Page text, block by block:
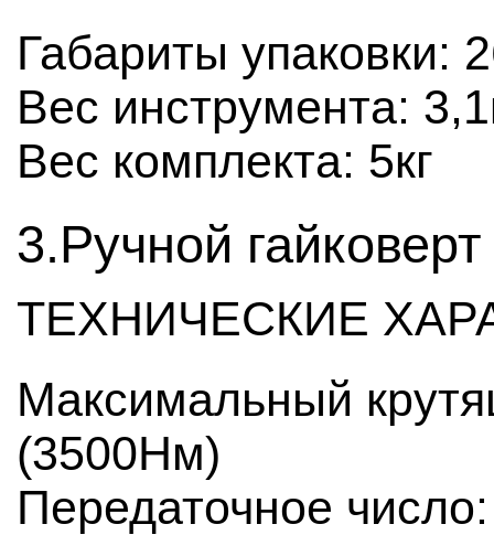
Габариты упаковки:
Вес инструмента:
Вес комплекта: 5кг
3.Ручной
ТЕХНИЧЕСКИЕ
Максимальный
(3500Нм)
Передаточное